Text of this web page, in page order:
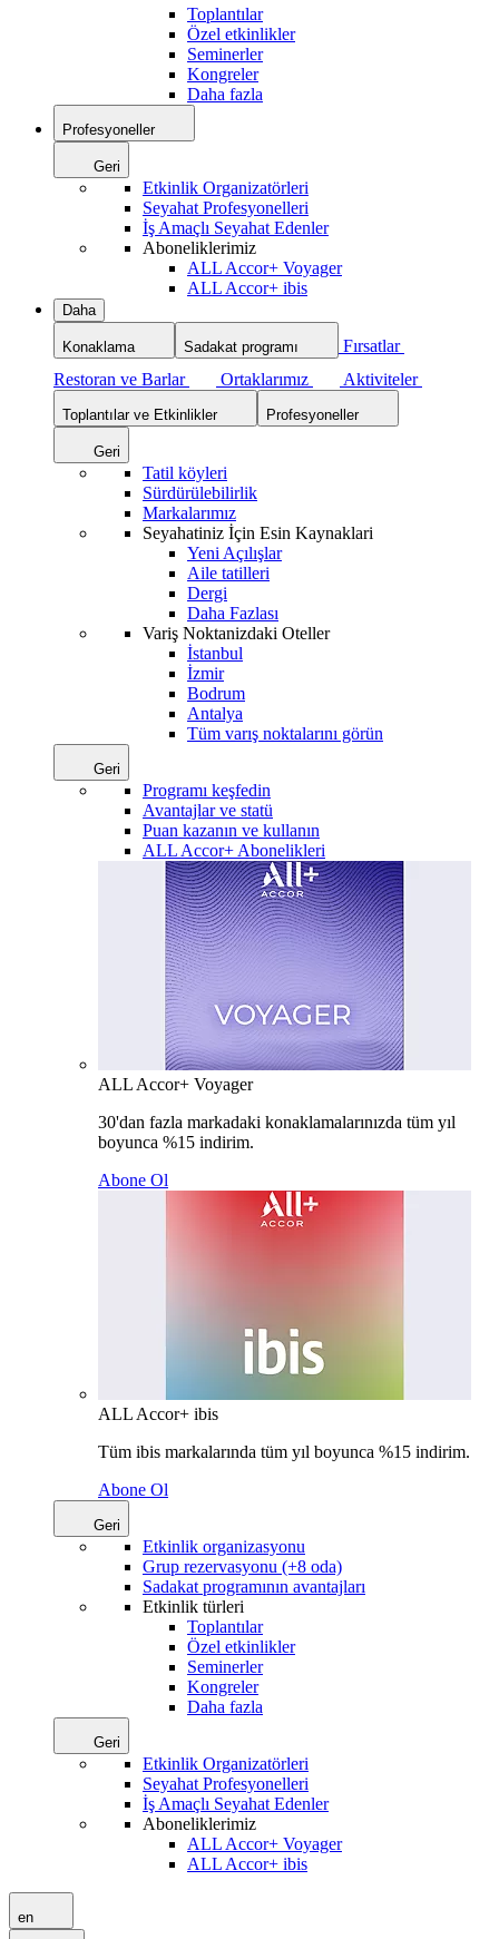
Toplantılar
Özel etkinlikler
Seminerler
Kongreler
Daha fazla
Profesyoneller
Geri
Etkinlik Organizatörleri
Seyahat Profesyonelleri
İş Amaçlı Seyahat Edenler
Aboneliklerimiz
ALL Accor+ Voyager
ALL Accor+ ibis
Daha
Konaklama Sadakat programı
Fırsatlar
Restoran ve Barlar
Ortaklarımız Aktiviteler
Toplantılar ve Etkinlikler Profesyoneller
Geri
Tatil köyleri
Sürdürülebilirlik
Markalarımız
Seyahatiniz İçin Esin Kaynaklari
Yeni Açılışlar
Aile tatilleri
Dergi
Daha Fazlası
Variş Noktanizdaki Oteller
İstanbul
İzmir
Bodrum
Antalya
Tüm varış noktalarını görün
Geri
Programı keşfedin
Avantajlar ve statü
Puan kazanın ve kullanın
ALL Accor+ Abonelikleri
ALL Accor+ Voyager
30'dan fazla markadaki konaklamalarınızda tüm yıl
boyunca %15 indirim.
Abone Ol
ALL Accor+ ibis
Tüm ibis markalarında tüm yıl boyunca %15 indirim.
Abone Ol
Geri
Etkinlik organizasyonu
Grup rezervasyonu (+8 oda)
Sadakat programının avantajları
Etkinlik türleri
Toplantılar
Özel etkinlikler
Seminerler
Kongreler
Daha fazla
Geri
Etkinlik Organizatörleri
Seyahat Profesyonelleri
İş Amaçlı Seyahat Edenler
Aboneliklerimiz
ALL Accor+ Voyager
ALL Accor+ ibis
en